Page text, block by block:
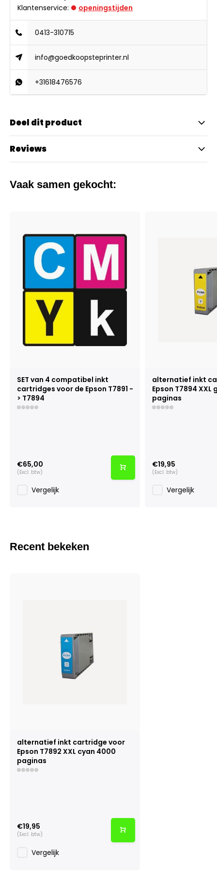
Klantenservice: openingstijden
0413-310715
info@goedkoopsteprinter.nl
+31618476576
Deel dit product
Reviews
Vaak samen gekocht:
SET van 4 compatibel inkt
cartridges voor de Epson T7891 -
> T7894
€65,00
(Excl. btw)
Vergelijk
alternatief inkt
Epson T7894 XXL
paginas
€19,95
(Excl. btw)
Vergelijk
Recent bekeken
alternatief inkt cartridge voor
Epson T7892 XXL cyan 4000
paginas
€19,95
(Excl. btw)
Vergelijk